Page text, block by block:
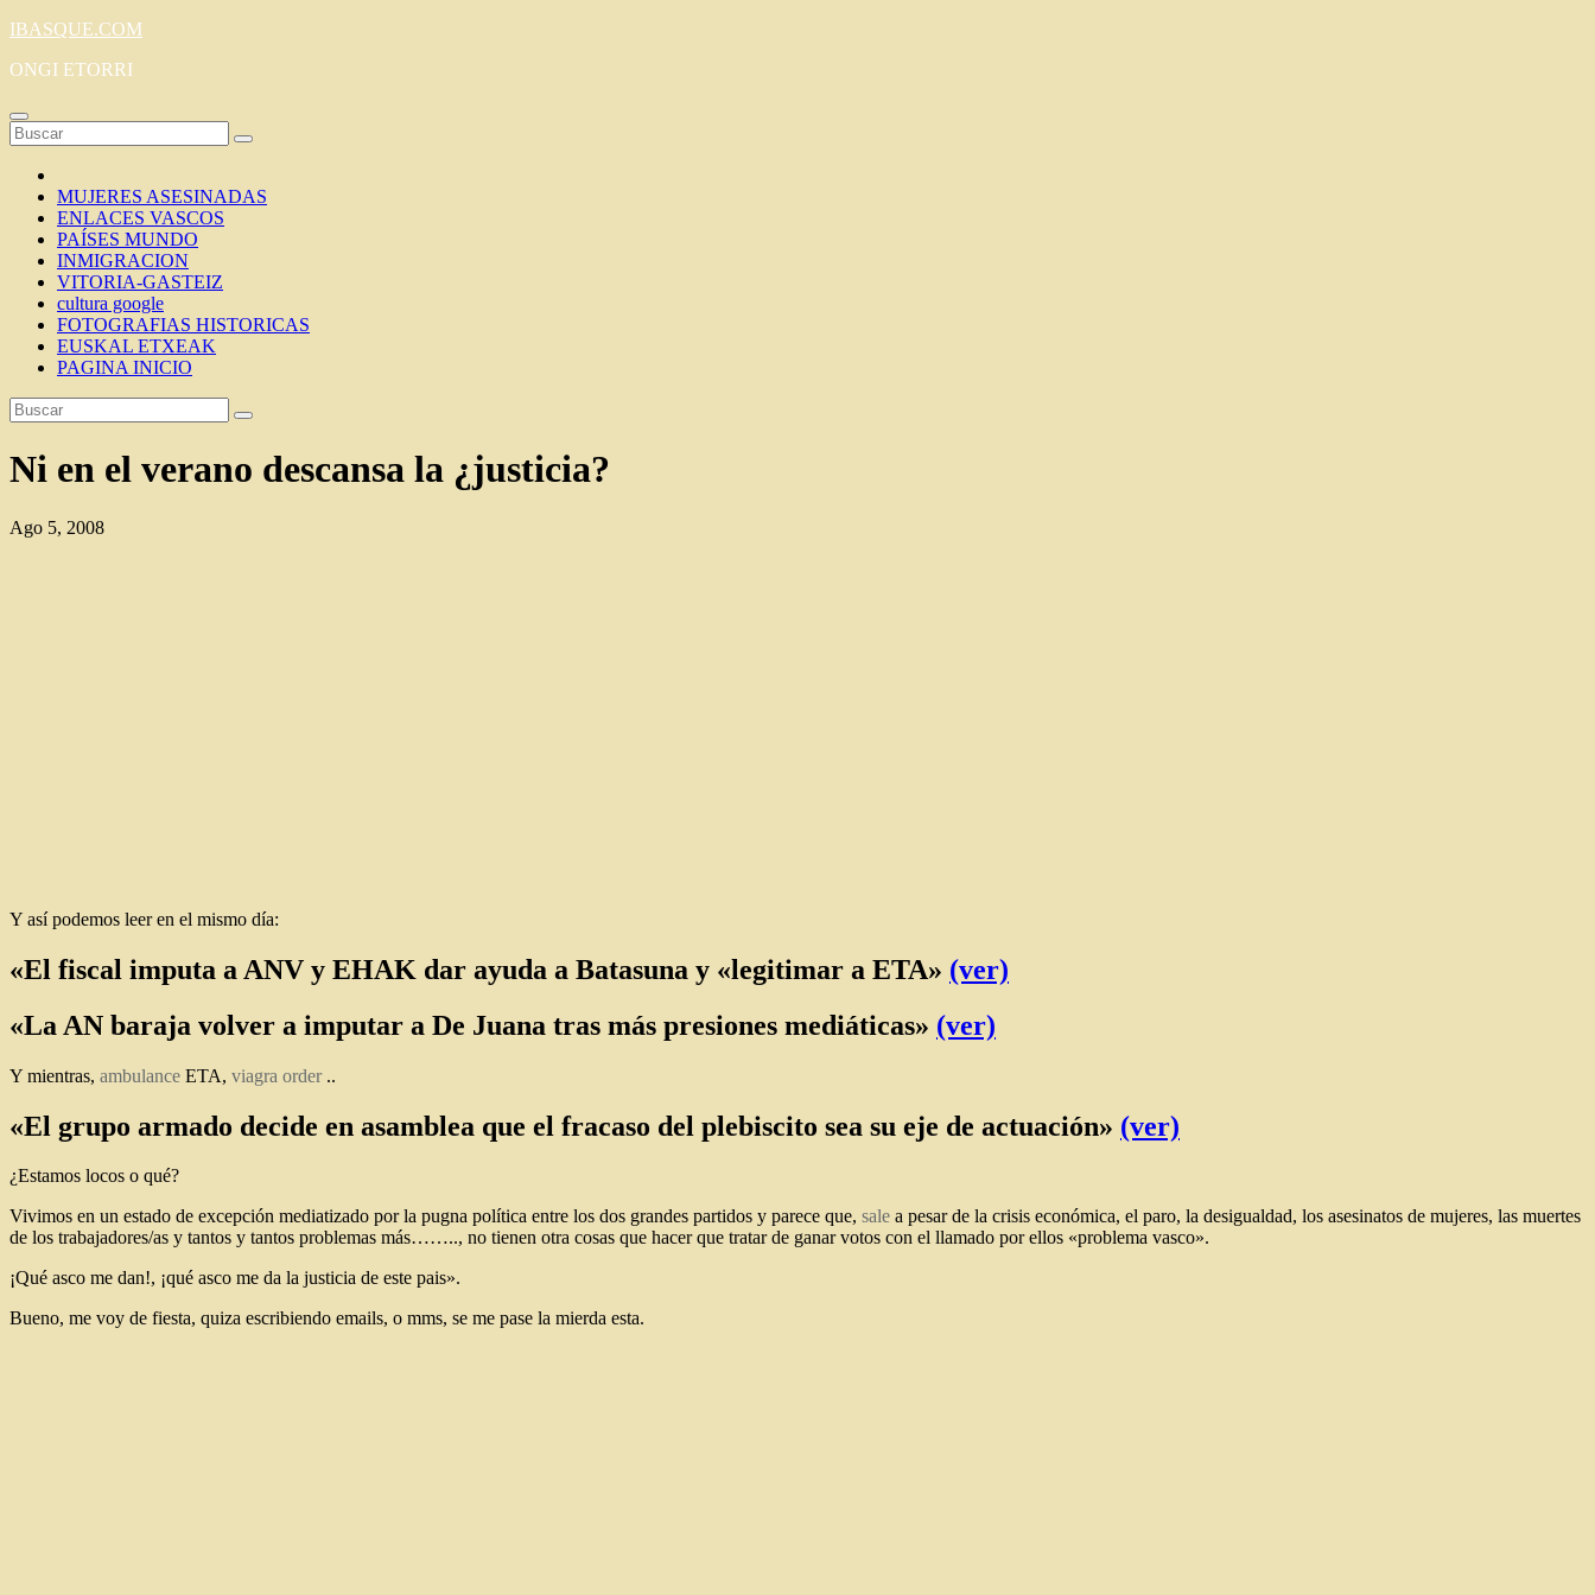
Saltar
contenido
IBASQUE.COM
ONGI ETORRI
MUJERES ASESINADAS
ENLACES VASCOS
PAÍSES MUNDO
INMIGRACION
VITORIA-GASTEIZ
cultura google
FOTOGRAFIAS HISTORICAS
EUSKAL ETXEAK
PAGINA INICIO
Ni en el verano descansa la ¿justicia?
Ago 5, 2008
Y así podemos leer en el mismo día:
«El fiscal imputa a ANV y EHAK dar ayuda a Batasuna y «legitimar a ETA» (ver)
«La AN baraja volver a imputar a De Juana tras más presiones mediáticas» (ver)
Y mientras, ambulance ETA, viagra order..
«El grupo armado decide en asamblea que el fracaso del plebiscito sea su eje de actuación» (ver)
¿Estamos locos o qué?
Vivimos en un estado de excepción mediatizado por la pugna política entre los dos grandes partidos y parece que, sale a pesar de la crisis económica, el paro, la desigualdad, los asesinatos de mujeres, las muertes
de los trabajadores/as y tantos y tantos problemas más…….., no tienen otra cosas que hacer que tratar de ganar votos con el llamado por ellos «problema vasco».
¡Qué asco me dan!, ¡qué asco me da la justicia de este pais».
Bueno, me voy de fiesta, quiza escribiendo emails, o mms, se me pase la mierda esta.